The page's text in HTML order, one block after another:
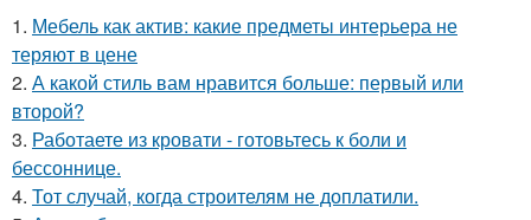
1. Мебель как актив: какие предметы интерьера не
теряют в цене
2. А какой стиль вам нравится больше: первый или
второй?
3. Работаете из кровати - готовьтесь к боли и
бессоннице.
4. Тот случай, когда строителям не доплатили.